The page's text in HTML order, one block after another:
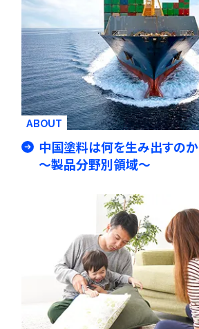
ABOUT
中国塗料は何を生み出すのか
～製品分野別領域～